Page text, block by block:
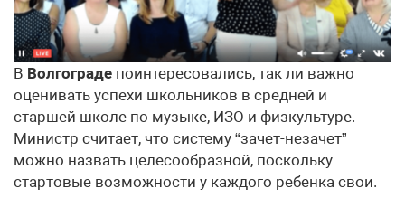
В Волгограде поинтересовались, так ли важно
оценивать успехи школьников в средней и
старшей школе по музыке, ИЗО и физкультуре.
Министр считает, что систему “зачет-незачет”
можно назвать целесообразной, поскольку
стартовые возможности у каждого ребенка свои.